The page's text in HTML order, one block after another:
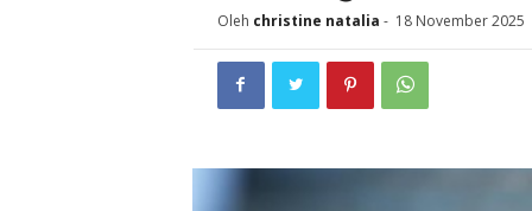
Oleh christine natalia - 18 November 2025